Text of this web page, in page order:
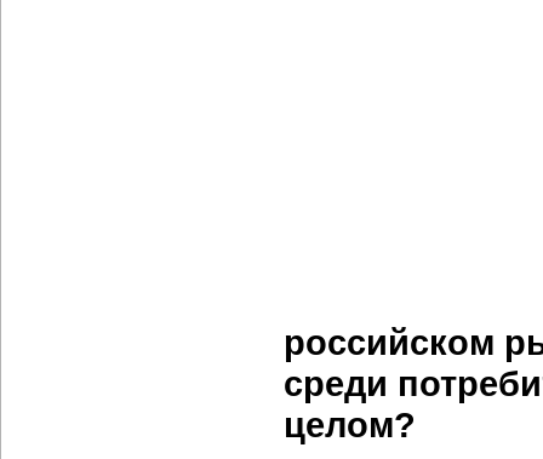
российском
среди
целом?